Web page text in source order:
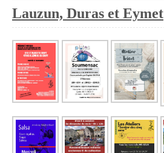
Lauzun, Duras et Eymet